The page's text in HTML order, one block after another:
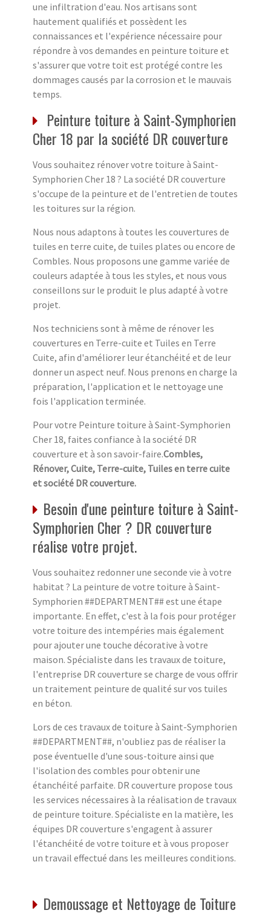
une infiltration d'eau. Nos artisans sont
hautement qualifiés et possèdent les
connaissances et l'expérience nécessaire pour
répondre à vos demandes en peinture toiture et
s'assurer que votre toit est protégé contre les
dommages causés par la corrosion et le mauvais
temps.
Peinture toiture à Saint-Symphorien
Cher 18 par la société DR couverture
Vous souhaitez rénover votre toiture à Saint-
Symphorien Cher 18 ? La société DR couverture
s'occupe de la peinture et de l'entretien de toutes
les toitures sur la région.
Nous nous adaptons à toutes les couvertures de
tuiles en terre cuite, de tuiles plates ou encore de
Combles. Nous proposons une gamme variée de
couleurs adaptée à tous les styles, et nous vous
conseillons sur le produit le plus adapté à votre
projet.
Nos techniciens sont à même de rénover les
couvertures en Terre-cuite et Tuiles en Terre
Cuite, afin d'améliorer leur étanchéité et de leur
donner un aspect neuf. Nous prenons en charge la
préparation, l'application et le nettoyage une
fois l'application terminée.
Pour votre Peinture toiture à Saint-Symphorien
Cher 18, faites confiance à la société DR
couverture et à son savoir-faire.Combles,
Rénover, Cuite, Terre-cuite, Tuiles en terre cuite
et société DR couverture.
Besoin d'une peinture toiture à Saint-
Symphorien Cher ? DR couverture
réalise votre projet.
Vous souhaitez redonner une seconde vie à votre
habitat ? La peinture de votre toiture à Saint-
Symphorien ##DEPARTMENT## est une étape
importante. En effet, c'est à la fois pour protéger
votre toiture des intempéries mais également
pour ajouter une touche décorative à votre
maison. Spécialiste dans les travaux de toiture,
l'entreprise DR couverture se charge de vous offrir
un traitement peinture de qualité sur vos tuiles
en béton.
Lors de ces travaux de toiture à Saint-Symphorien
##DEPARTMENT##, n'oubliez pas de réaliser la
pose éventuelle d'une sous-toiture ainsi que
l'isolation des combles pour obtenir une
étanchéité parfaite. DR couverture propose tous
les services nécessaires à la réalisation de travaux
de peinture toiture. Spécialiste en la matière, les
équipes DR couverture s'engagent à assurer
l'étanchéité de votre toiture et à vous proposer
un travail effectué dans les meilleures conditions.
Demoussage et Nettoyage de Toiture